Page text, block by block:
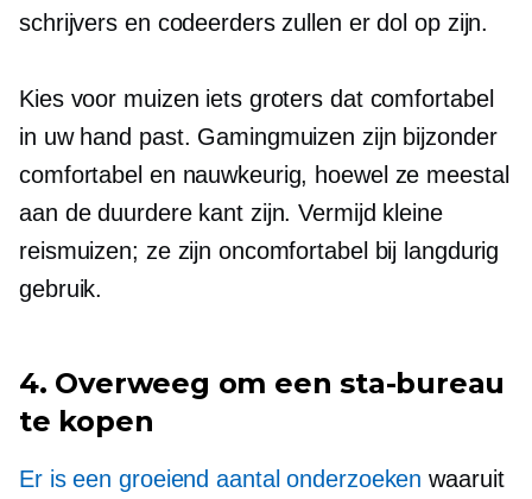
schrijvers en codeerders zullen er dol op zijn.
Kies voor muizen iets groters dat comfortabel
in uw hand past. Gamingmuizen zijn bijzonder
comfortabel en nauwkeurig, hoewel ze meestal
aan de duurdere kant zijn. Vermijd kleine
reismuizen; ze zijn oncomfortabel bij langdurig
gebruik.
4. Overweeg om een ​​sta-bureau
te kopen
Er is een groeiend aantal onderzoeken waaruit